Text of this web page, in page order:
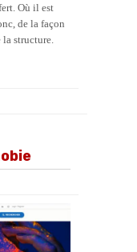
Où il est
de la façon
structure.